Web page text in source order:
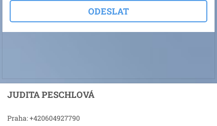
JUDITA PESCHLOVÁ
Praha: +420604927790